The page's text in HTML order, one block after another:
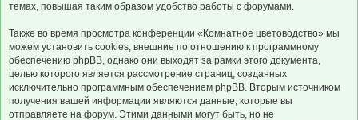
темах, повышая таким образом удобство работы с форумами.
Также во время просмотра конференции «Комнатное цветоводство» мы
можем установить cookies, внешние по отношению к программному
обеспечению phpBB, однако они выходят за рамки этого документа,
целью которого является рассмотрение страниц, созданных
исключительно программным обеспечением phpBB. Вторым источником
получения вашей информации являются данные, которые вы
отправляете на форум. Этими данными могут быть, но не